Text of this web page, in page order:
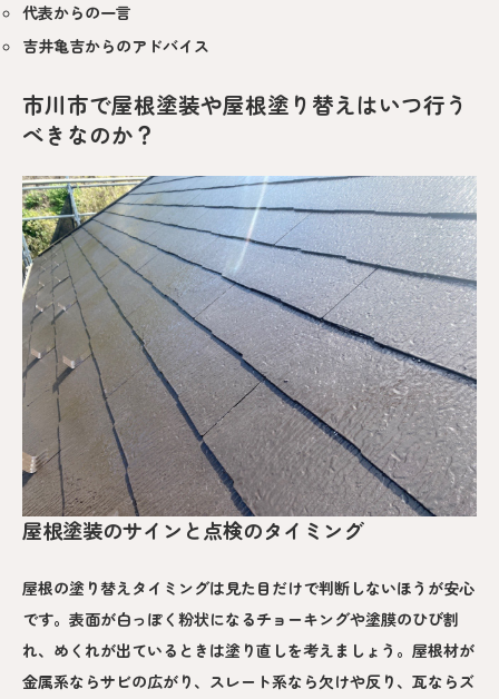
代表からの一言
吉井亀吉からのアドバイス
市川市で屋根塗装や屋根塗り替えはいつ行う
べきなのか？
屋根塗装のサインと点検のタイミング
屋根の塗り替えタイミングは見た目だけで判断しないほうが安心
です。表面が白っぽく粉状になるチョーキングや塗膜のひび割
れ、めくれが出ているときは塗り直しを考えましょう。屋根材が
金属系ならサビの広がり、スレート系なら欠けや反り、瓦ならズ